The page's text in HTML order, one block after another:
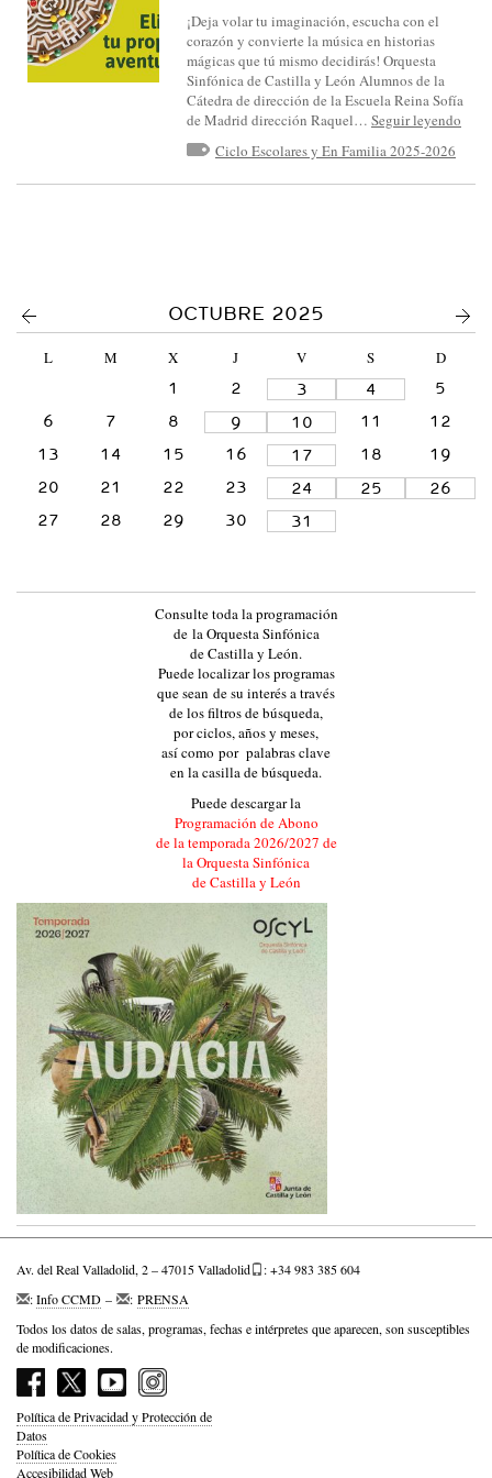
S
N
I
E
C
T
O
S
¡Deja volar tu imaginación, escucha con el
corazón y convierte la música en historias
mágicas que tú mismo decidirás! Orquesta
Sinfónica de Castilla y León Alumnos de la
Cátedra de dirección de la Escuela Reina Sofía
de Madrid dirección Raquel… Seguir leyendo
Ciclo Escolares y En Familia 2025-2026
OCTUBRE 2025
L M X J V S
D
1
2 3 4
5
6
7 8 9 10 11
12
13
14 15 16 17 18
19
20
21 22 23 24 25
26
27
28 29 30 31
Consulte toda la programación
de la Orquesta Sinfónica
de Castilla y León.
Puede localizar los programas
que sean de su interés a través
de los filtros de búsqueda,
por ciclos, años y meses,
así como por palabras clave
en la casilla de búsqueda.
Puede descargar la
Programación de Abono
de la temporada 2026/2027 de
la Orquesta Sinfónica
de Castilla y León
Av. del Real Valladolid, 2 – 47015 Valladolid
: +34 983 385 604
:Info CCMD – : PRENSA
Todos los datos de salas, programas, fechas e intérpretes que aparecen, son susceptibles
de modificaciones.
Política de Privacidad y Protección de
Datos
Política de Cookies
Accesibilidad Web